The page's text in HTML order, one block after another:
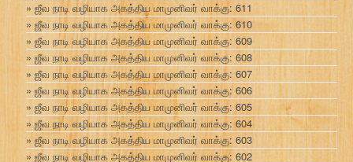
ஜீவ நாடி வழியாக அகத்திய மாமுனிவர் வாக்கு: 611
ஜீவ நாடி வழியாக அகத்திய மாமுனிவர் வாக்கு: 610
ஜீவ நாடி வழியாக அகத்திய மாமுனிவர் வாக்கு: 609
ஜீவ நாடி வழியாக அகத்திய மாமுனிவர் வாக்கு: 608
ஜீவ நாடி வழியாக அகத்திய மாமுனிவர் வாக்கு: 607
ஜீவ நாடி வழியாக அகத்திய மாமுனிவர் வாக்கு: 606
ஜீவ நாடி வழியாக அகத்திய மாமுனிவர் வாக்கு: 605
ஜீவ நாடி வழியாக அகத்திய மாமுனிவர் வாக்கு: 604
ஜீவ நாடி வழியாக அகத்திய மாமுனிவர் வாக்கு: 603
ஜீவ நாடி வழியாக அகத்திய மாமுனிவர் வாக்கு: 602